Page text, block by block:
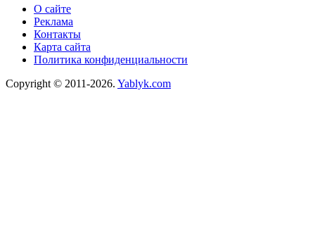
О сайте
Реклама
Контакты
Карта сайта
Политика конфиденциальности
Copyright © 2011-2026. Yablyk.сom